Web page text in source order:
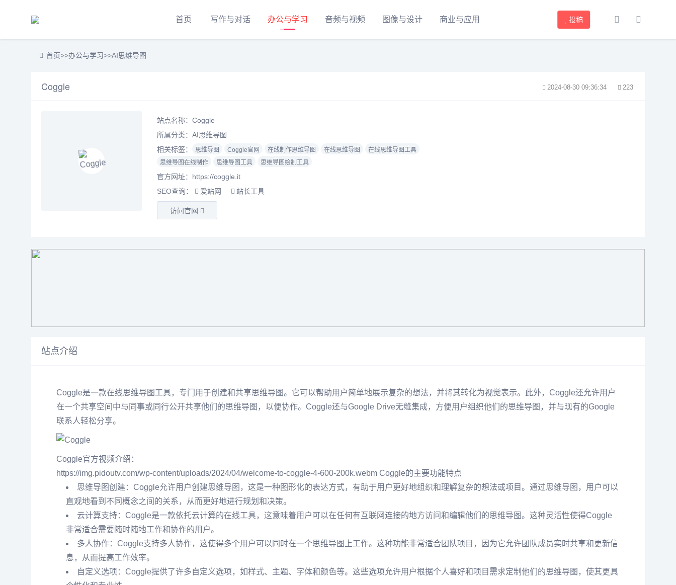
首页 写作与对话 办公与学习 音频与视频 图像与设计 商业与应用 投稿
首页>>办公与学习>>AI思维导图
Coggle 2024-08-30 09:36:34 223
站点名称：Coggle
所属分类： AI思维导图
相关标签：
思维导图 Coggle官网 在线制作思维导图 在线思维导图
在线思维导图工具
思维导图在线制作
思维导图工具 思维导图绘制工具
官方网址：https://coggle.it
SEO查询：
爱站网 站长工具
访问官网
站点介绍
Coggle是一款在线思维导图工具，专门用于创建和共享思维导图。它可以帮助用户简单地展示复杂的想法，并将其转化为视觉表示。此外，Coggle还允许用户
在一个共享空间中与同事或同行公开共享他们的思维导图，以便协作。Coggle还与Google Drive无缝集成，方便用户组织他们的思维导图，并与现有的Google
联系人轻松分享。
Coggle官方视频介绍：
https://img.pidoutv.com/wp-content/uploads/2024/04/welcome-to-coggle-4-600-200k.webm Coggle的主要功能特点
思维导图创建：Coggle允许用户创建思维导图，这是一种图形化的表达方式，有助于用户更好地组织和理解复杂的想法或项目。通过思维导图，用户可以
直观地看到不同概念之间的关系，从而更好地进行规划和决策。
云计算支持：Coggle是一款依托云计算的在线工具，这意味着用户可以在任何有互联网连接的地方访问和编辑他们的思维导图。这种灵活性使得Coggle
非常适合需要随时随地工作和协作的用户。
多人协作：Coggle支持多人协作，这使得多个用户可以同时在一个思维导图上工作。这种功能非常适合团队项目，因为它允许团队成员实时共享和更新信
息，从而提高工作效率。
自定义选项：Coggle提供了许多自定义选项，如样式、主题、字体和颜色等。这些选项允许用户根据个人喜好和项目需求定制他们的思维导图，使其更具